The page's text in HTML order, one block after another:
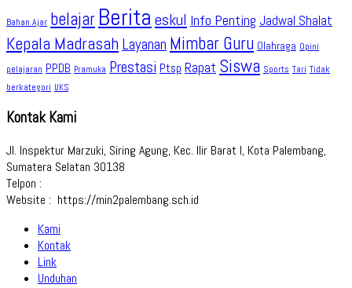
Bahan Ajar belajar Berita eskul Info Penting Jadwal Shalat
Kepala Madrasah Layanan Mimbar Guru Olahraga Opini
pelajaran PPDB Pramuka Prestasi Ptsp Rapat Siswa Sports Tari Tidak
berkategori UKS
Kontak Kami
Jl. Inspektur Marzuki, Siring Agung, Kec. Ilir Barat I, Kota Palembang,
Sumatera Selatan 30138
Telpon :
Website : https://min2palembang.sch.id
Kami
Kontak
Link
Unduhan